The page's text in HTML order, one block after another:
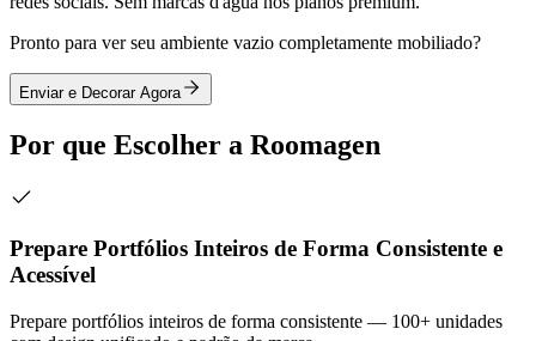
Pronto para ver seu ambiente vazio completamente mobiliado?
Enviar e Decorar Agora
Por que Escolher a Roomagen
Prepare Portfólios Inteiros de Forma Consistente e
Acessível
Prepare portfólios inteiros de forma consistente — 100+ unidades